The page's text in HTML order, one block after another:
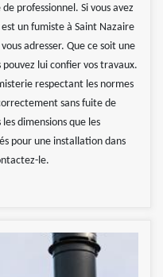
professionnel. Si vous avez
un fumiste à Saint Nazaire
adresser. Que ce soit une
lui confier vos travaux.
respectant les normes
sans fuite de
dimensions que les
pour une installation dans
le.